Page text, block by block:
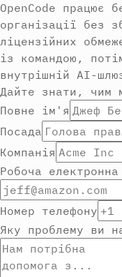
OpenCode працює
організації без
ліцензійних
із командою,
внутрішній AI-
Дайте знати, чим
Повне ім'я
Посада
Компанія
Робоча
Номер телефону
Яку проблему ви